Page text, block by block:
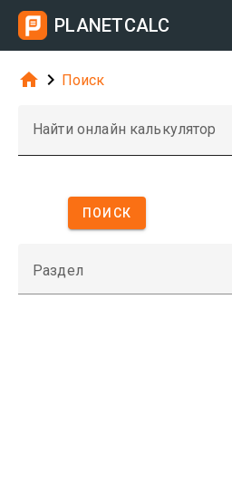
PLANETCALC
  Поиск
Найти онлайн калькулятор
ПОИСК
Раздел